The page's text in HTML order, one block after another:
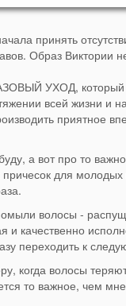
принять
Образ Виктории
УХОД, который
всей жизни и
приятное
а вот про то
для
волосы -
и качественно
переходить к
когда волосы
то важное, чем